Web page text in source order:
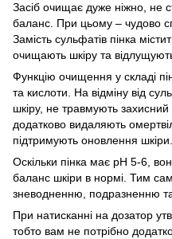
Засіб очищає дуже ніжно, не
баланс. При цьому – чудово
Замість сульфатів пінка
очищають шкіру та
Функцію очищення у складі
та кислоти. На відміну від
шкіру, не травмують
додатково видаляють
підтримують оновлення шкіри.
Оскільки пінка має pH 5-6,
баланс шкіри в нормі. Тим
зневодненню, подразненню
При натисканні на дозатор
тобто вам не потрібно